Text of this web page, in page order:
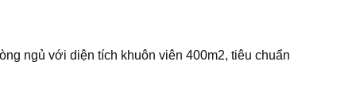
ngủ với diện tích khuôn viên 400m2, tiêu chuẩn